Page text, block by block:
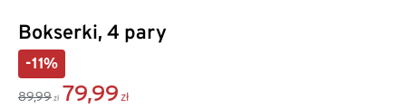
Bokserki, 4 pary
-11%
89,99 zł 79,99 zł